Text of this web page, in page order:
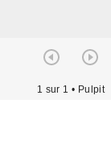
1 sur 1 • Pulpit